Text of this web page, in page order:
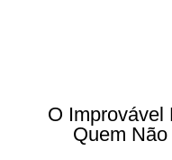
O Improvável
Quem